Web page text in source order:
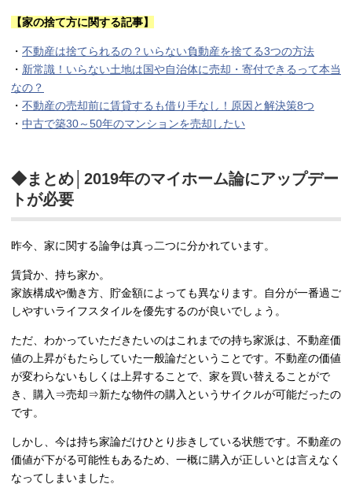
【家の捨て方に関する記事】
・ 不動産は捨てられるの？いらない負動産を捨てる3つの方法
・ 新常識！いらない土地は国や自治体に売却・寄付できるって本当
なの？
・ 不動産の売却前に賃貸するも借り手なし！原因と解決策8つ
・ 中古で築30～50年のマンションを売却したい
◆まとめ│2019年のマイホーム論にアップデー
トが必要
昨今、家に関する論争は真っ二つに分かれています。
賃貸か、持ち家か。
家族構成や働き方、貯金額によっても異なります。自分が一番過ご
しやすいライフスタイルを優先するのが良いでしょう。
ただ、わかっていただきたいのはこれまでの持ち家派は、不動産価
値の上昇がもたらしていた一般論だということです。不動産の価値
が変わらないもしくは上昇することで、家を買い替えることがで
き、購入⇒売却⇒新たな物件の購入というサイクルが可能だったの
です。
しかし、今は持ち家論だけひとり歩きしている状態です。不動産の
価値が下がる可能性もあるため、一概に購入が正しいとは言えなく
なってしまいました。